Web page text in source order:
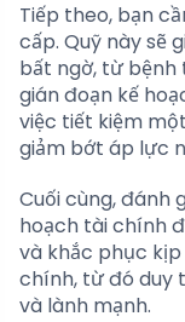
Tiếp theo, bạn
cấp. Quỹ này sẽ
bất ngờ, từ
gián đoạn kế
việc tiết kiệm
giảm bớt áp lực
Cuối cùng, đánh
hoạch tài chính
và khắc phục
chính, từ đó duy
và lành mạnh.